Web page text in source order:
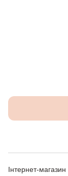
Інтернет-магазин